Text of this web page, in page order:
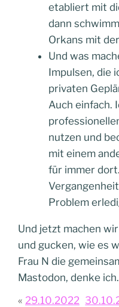
etabliert mit
dann
Orkans mit
Und was
Impulsen, die
privaten
Auch einfach.
nutzen und
mit einem
für immer
Problem
Und jetzt machen
und gucken, wie es
Frau N die
Mastodon, denke ich.
29.10.2022